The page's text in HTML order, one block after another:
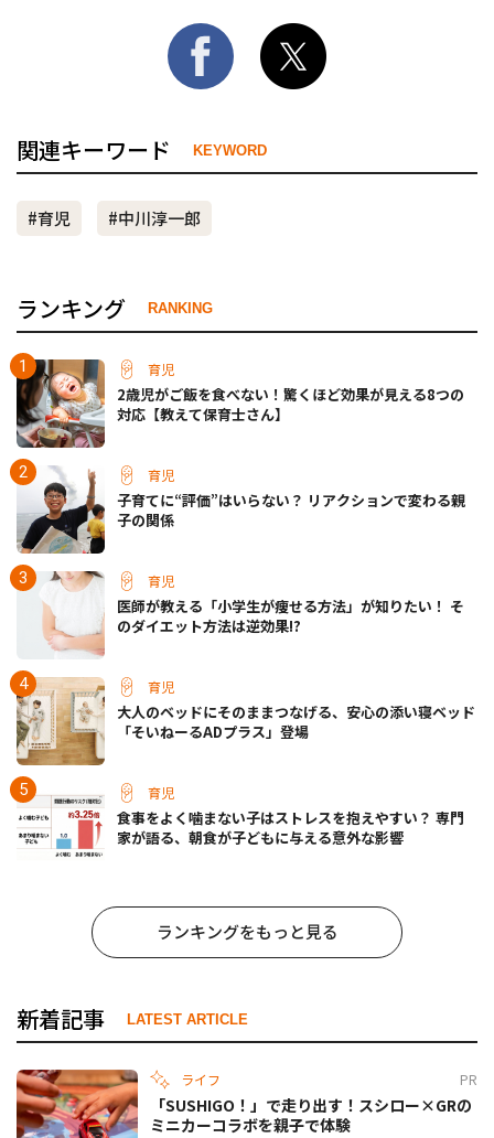
関連キーワード KEYWORD
#育児 #中川淳一郎
ランキング RANKING
育児
2歳児がご飯を食べない！驚くほど効果が見える8つの
対応【教えて保育士さん】
育児
子育てに“評価”はいらない？ リアクションで変わる親
子の関係
育児
医師が教える「小学生が痩せる方法」が知りたい！ そ
のダイエット方法は逆効果!?
育児
大人のベッドにそのままつなげる、安心の添い寝ベッド
「そいねーるADプラス」登場
育児
食事をよく噛まない子はストレスを抱えやすい？ 専門
家が語る、朝食が子どもに与える意外な影響
ランキングをもっと見る
新着記事 LATEST ARTICLE
ライフ PR
「SUSHIGO！」で走り出す！スシロー×GRの
ミニカーコラボを親子で体験